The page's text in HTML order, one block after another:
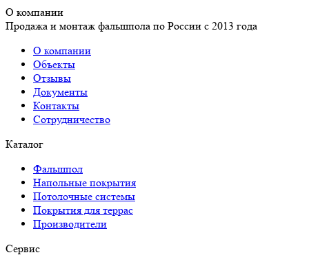
О компании
Продажа и монтаж фальшпола по России с 2013 года
О компании
Объекты
Отзывы
Документы
Контакты
Сотрудничество
Каталог
Фальшпол
Напольные покрытия
Потолочные системы
Покрытия для террас
Производители
Сервис